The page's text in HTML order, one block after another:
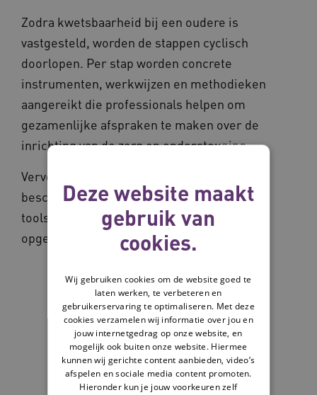
Zodra kwetsbaarheid bij een oudere is
vastgesteld, worden de stappen cyclisch
doorlopen. Per stap worden concrete
instrumenten, werkwijzen en methodieken
aangereikt die professionals helpen om
gezamenlijke afspraken te maken over de
inrichting van de zorg en ondersteuning.
Vervolgens worden de 6 stappen inhoudelijk
beschreven, waarbij steeds de beschikbare
tools voor ouderen en professionals zijn
opgenomen.
Deze website maakt
gebruik van
cookies.
Wij gebruiken cookies om de website goed te
laten werken, te verbeteren en
gebruikerservaring te optimaliseren. Met deze
cookies verzamelen wij informatie over jou en
jouw internetgedrag op onze website, en
mogelijk ook buiten onze website. Hiermee
kunnen wij gerichte content aanbieden, video’s
afspelen en sociale media content promoten.
Hieronder kun je jouw voorkeuren zelf